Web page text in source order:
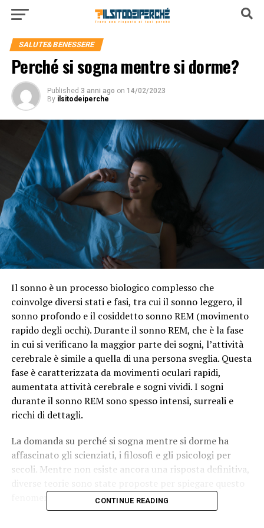
SALUTE&BENESSERE
Perché si sogna mentre si dorme?
Published 3 anni ago on 14/02/2023
By ilsitodeiperche
Il sonno è un processo biologico complesso che
coinvolge diversi stati e fasi, tra cui il sonno leggero, il
sonno profondo e il cosiddetto sonno REM (movimento
rapido degli occhi). Durante il sonno REM, che è la fase
in cui si verificano la maggior parte dei sogni, l’attività
cerebrale è simile a quella di una persona sveglia. Questa
fase è caratterizzata da movimenti oculari rapidi,
aumentata attività cerebrale e sogni vividi. I sogni
durante il sonno REM sono spesso intensi, surreali e
ricchi di dettagli.
La domanda su perché si sogna mentre si dorme ha
affascinato gli scienziati, i filosofi e gli psicologi per
secoli. Mentre non esiste ancora una risposta definitiva,
fenomeno intrigante.CONTINUE READING